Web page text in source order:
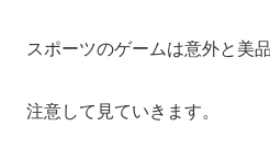
スポーツのゲームは意外と美
注意して見ていきます。